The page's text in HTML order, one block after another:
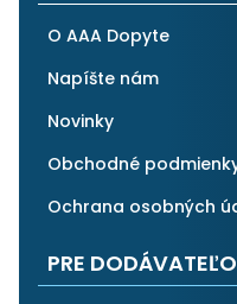
O AAA Dopyte
Napíšte nám
Novinky
Obchodné
Ochrana osobných
PRE